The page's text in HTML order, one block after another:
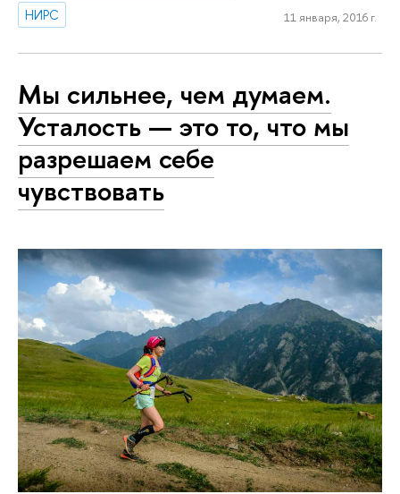
НИРС
11 января, 2016 г.
Мы сильнее, чем думаем.
Усталость — это то, что мы
разрешаем себе
чувствовать